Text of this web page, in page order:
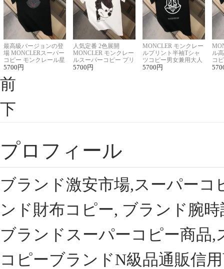
最高級バージョンの登
場 MONCLERスーパー
コピー モンクレール星
座半袖Tシャツ
5700 円
人気定番 2色展開
MONCLER モンクレー
ルスーパーコピー プリ
ント半袖Tシャツ
5700 円
MONCLER モンクレー
ルプリント半袖Tシャ
ツコピー男女兼用大人
可愛い春夏コーデ
5700 円
ル
コ
ィ
前
下
プロフィール
ブランド激安市場,スーパー
ンド財布コピー, ブランド腕
ブランドスーパーコピー商品
コピーブランドN級品通販信